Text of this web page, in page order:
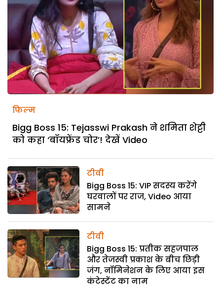
फिल्म
Bigg Boss 15: Tejasswi Prakash ने शमिता शेट्टी
को कहा ‘बॉयफ्रेंड चोर’! देखें Video
टीवी
Bigg Boss 15: VIP सदस्य करेंगे
घरवालों पर राज, Video आया
सामने
टीवी
Bigg Boss 15: प्रतीक सहजपाल
और तेजस्वी प्रकाश के बीच छिड़ी
जंग, नॉमिनेशन के लिए आया इस
कंटेस्टेंट का नाम